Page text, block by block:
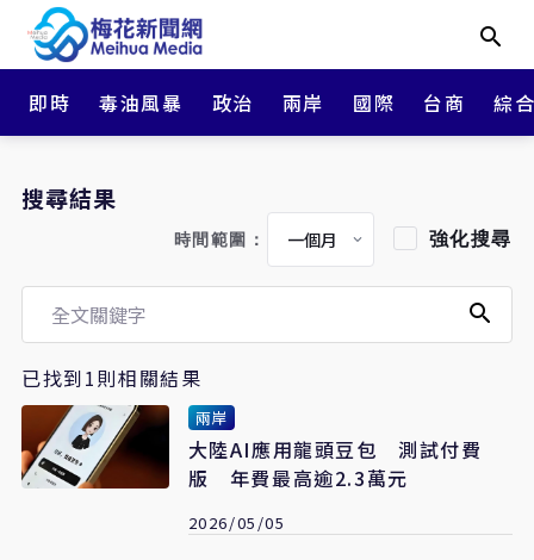
即時 毒油風暴 政治 兩岸 國際 台商 綜
搜尋結果
時間範圍： 強化搜尋
已找到1則相關結果
兩岸
大陸AI應用龍頭豆包 測試付費
版 年費最高逾2.3萬元
2026/05/05